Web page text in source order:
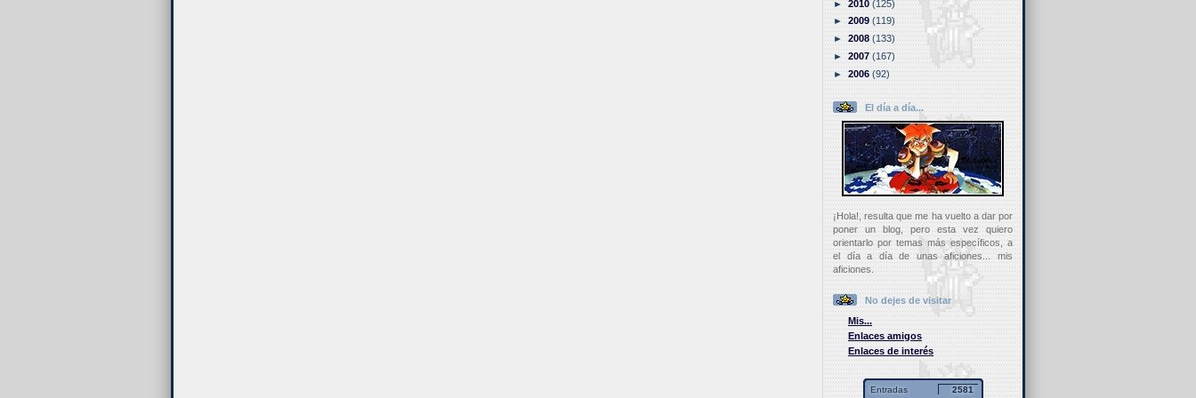
►2010(125)
►2009(119)
►2008(133)
►2007(167)
►2006(92)
El día a día...
¡Hola!, resulta que me ha vuelto a dar por
poner un blog, pero esta vez quiero
orientarlo por temas más específicos, a
el día a día de unas aficiones... mis
aficiones.
No dejes de visitar
Mis...
Enlaces amigos
Enlaces de interés
Entradas 2581